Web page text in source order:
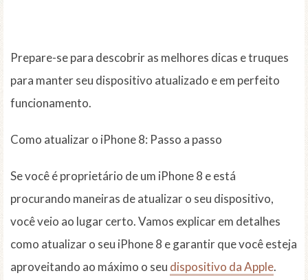
Prepare-se para descobrir as melhores dicas e truques
para manter seu dispositivo atualizado e em perfeito
funcionamento.
Como atualizar o iPhone 8: Passo a passo
Se você é proprietário de um iPhone 8 e está
procurando maneiras de atualizar o seu dispositivo,
você veio ao lugar certo. Vamos explicar em detalhes
como atualizar o seu iPhone 8 e garantir que você esteja
aproveitando ao máximo o seu dispositivo da Apple.